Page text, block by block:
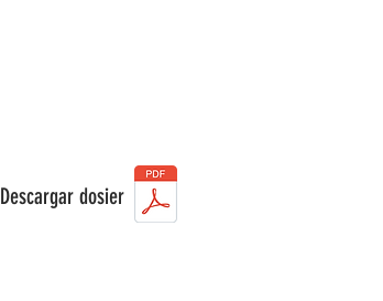
Descargar dosier